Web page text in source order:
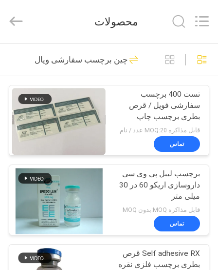
صفحه
اصلی
محصولات
درباره
کارخانه
کنترل
کیفیت
Industry
Rights
لیوان های شیشه ای
335
برچسب های ویال
256
139
محصولات
چین برچسب سفارشی ویال
تست 400 برچسب
سفارشی فویل / قرص
بطری برچسب چاپ
دارویی
قابل مذاکره MOQ:20 عدد / نام
تماس
برچسب لیبل پی وی سی
داروسازی اریکو 60 در 30
میلی متر
قابل مذاکره MOQ:بدون MOQ
تماس
Self adhesive RX قرص
بطری برچسب فلزی نقره